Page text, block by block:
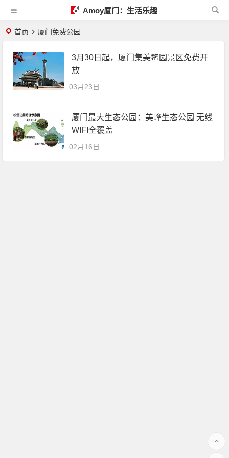
Amoy厦门：生活乐趣
首页 厦门免费公园
3月30日起，厦门集美鳌园景区免费开
放
03月23日
厦门最大生态公园：美峰生态公园 无线
WIFI全覆盖
02月16日